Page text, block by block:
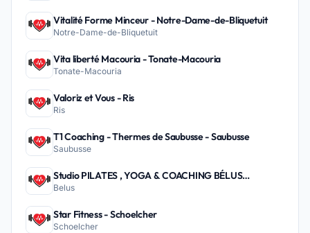
Vitalité Forme Minceur - Notre-Dame-de-Bliquetuit
Notre-Dame-de-Bliquetuit
Vita liberté Macouria - Tonate-Macouria
Tonate-Macouria
Valoriz et Vous - Ris
Ris
T1 Coaching - Thermes de Saubusse - Saubusse
Saubusse
Studio PILATES , YOGA & COACHING BÉLUS
PEYREHORADE - Belus
Belus
Star Fitness - Schoelcher
Schoelcher